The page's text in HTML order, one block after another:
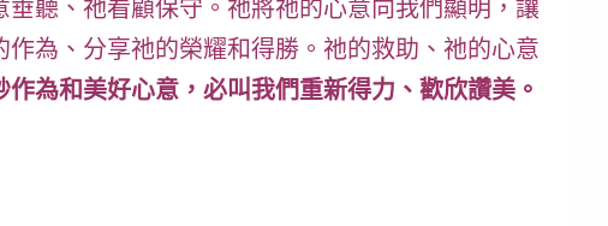
聽、祂看顧保守。祂將祂的心意向我們顯明，讓
為、分享祂的榮耀和得勝。 祂的救助、祂的心意
為和美好心意，必叫我們重新得力、歡欣讚美。